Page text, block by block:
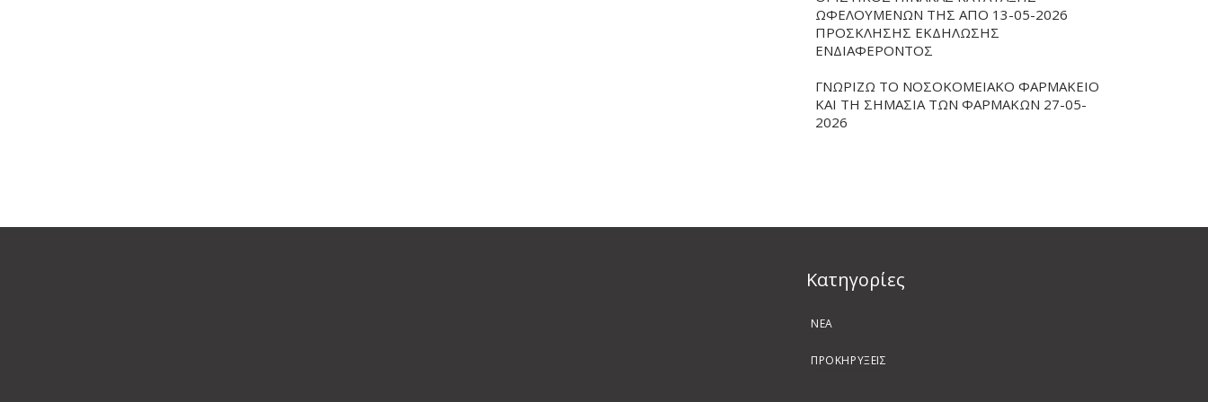
ΩΦΕΛΟΥΜΕΝΩΝ ΤΗΣ ΑΠΟ 13-05-2026
ΠΡΟΣΚΛΗΣΗΣ ΕΚΔΗΛΩΣΗΣ
ΕΝΔΙΑΦΕΡΟΝΤΟΣ
ΓΝΩΡΙΖΩ ΤΟ ΝΟΣΟΚΟΜΕΙΑΚΟ ΦΑΡΜΑΚΕΙΟ
ΚΑΙ ΤΗ ΣΗΜΑΣΙΑ ΤΩΝ ΦΑΡΜΑΚΩΝ 27-05-
2026
Kατηγορίες
ΝΕΑ
ΠΡΟΚΗΡΥΞΕΙΣ